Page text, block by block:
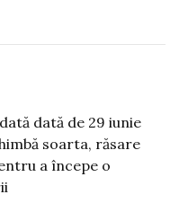
dată de 29 iunie
soarta, răsare
a începe o